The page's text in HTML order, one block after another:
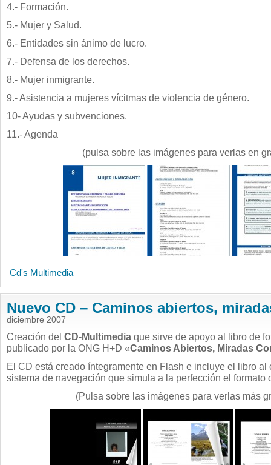
4.- Formación.
5.- Mujer y Salud.
6.- Entidades sin ánimo de lucro.
7.- Defensa de los derechos.
8.- Mujer inmigrante.
9.- Asistencia a mujeres vícitmas de violencia de género.
10- Ayudas y subvenciones.
11.- Agenda
(pulsa sobre las imágenes para verlas en
Cd's Multimedia
Nuevo CD – Caminos abiertos,
diciembre 2007
Creación del CD-Multimedia que sirve de apoyo al libro de
publicado por la ONG H+D «Caminos Abiertos, Miradas
El CD está creado íntegramente en Flash e incluye el libro al
sistema de navegación que simula a la perfección el formato
(Pulsa sobre las imágenes para verlas más